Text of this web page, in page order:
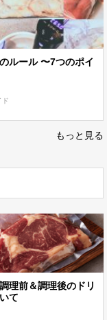
ルール 〜7つのポイ
ド
もっと見る
理前＆調理後のドリ
て